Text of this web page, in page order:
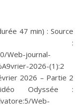
:
Web-journal-
2026-(1):2
2026 – Partie 2
Odyssée :
Web-